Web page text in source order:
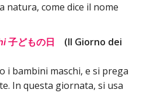
natura, come dice il nome
子どもの日 (Il Giorno dei
i bambini maschi, e si prega
In questa giornata, si usa